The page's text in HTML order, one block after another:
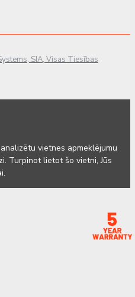
SIA, Visas Tiesības
vietnes apmeklējumu
Turpinot lietot šo vietni, Jūs